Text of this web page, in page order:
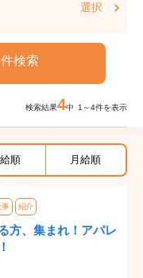
選択
検索結果4中 1～4件を表示
順 月給順
事 紹介
方、集まれ！アパレ